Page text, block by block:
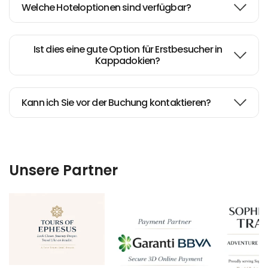
Excellent job and hassle free
balloon ride
Cappadocia Tour
Maria B
Priscilla W
Welche Hoteloptionen sind verfügbar?
Ist dies eine gute Option für Erstbesucher in
Kappadokien?
Kann ich Sie vor der Buchung kontaktieren?
Unsere Partner